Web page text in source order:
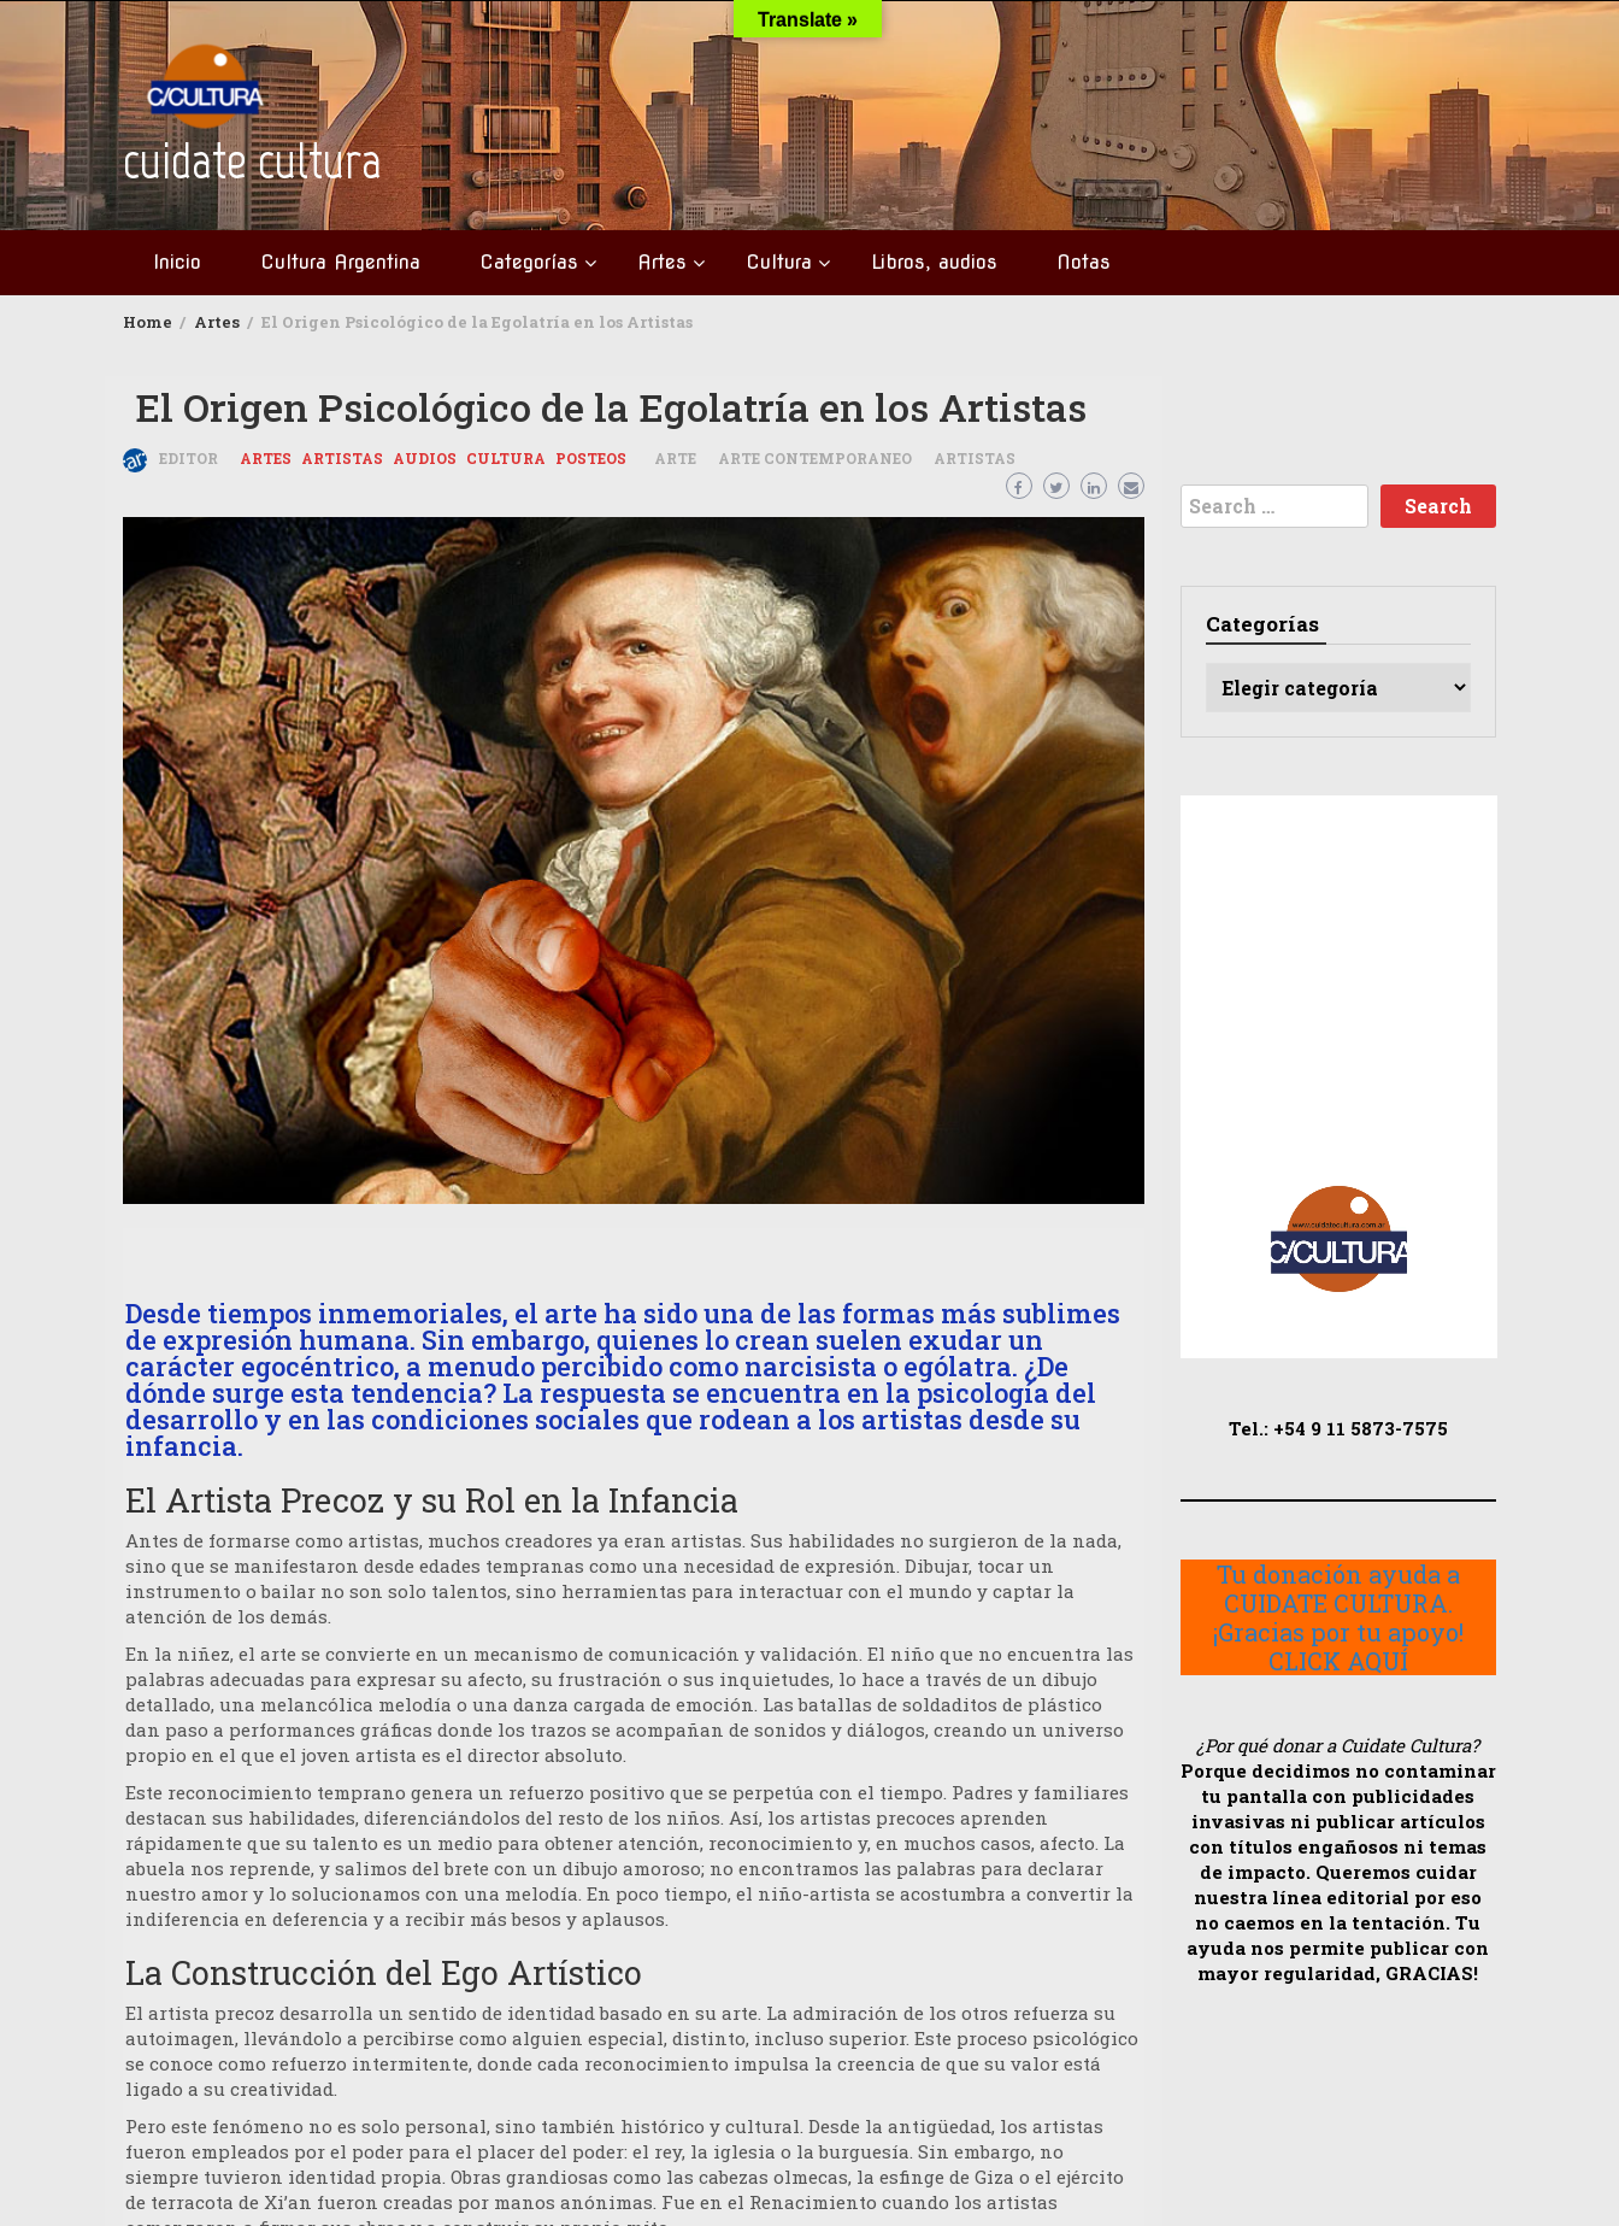
content
cuidate cultura
Inicio Cultura Argentina Categorías Artes Cultura Libros, audios Notas
Home Artes El Origen Psicológico de la Egolatría en los Artistas
El Origen Psicológico de la Egolatría en los Artistas
EDITOR ARTES ARTISTAS AUDIOS CULTURA POSTEOS ARTE ARTE CONTEMPORANEO ARTISTAS
Desde tiempos inmemoriales, el arte ha sido una de las formas más sublimes
de expresión humana. Sin embargo, quienes lo crean suelen exudar un
carácter egocéntrico, a menudo percibido como narcisista o ególatra. ¿De
dónde surge esta tendencia? La respuesta se encuentra en la psicología del
desarrollo y en las condiciones sociales que rodean a los artistas desde su
infancia.
El Artista Precoz y su Rol en la Infancia
Antes de formarse como artistas, muchos creadores ya eran artistas. Sus habilidades no surgieron de la nada,
sino que se manifestaron desde edades tempranas como una necesidad de expresión. Dibujar, tocar un
instrumento o bailar no son solo talentos, sino herramientas para interactuar con el mundo y captar la
atención de los demás.
En la niñez, el arte se convierte en un mecanismo de comunicación y validación. El niño que no encuentra las
palabras adecuadas para expresar su afecto, su frustración o sus inquietudes, lo hace a través de un dibujo
detallado, una melancólica melodía o una danza cargada de emoción. Las batallas de soldaditos de plástico
dan paso a performances gráficas donde los trazos se acompañan de sonidos y diálogos, creando un universo
propio en el que el joven artista es el director absoluto.
Este reconocimiento temprano genera un refuerzo positivo que se perpetúa con el tiempo. Padres y familiares
destacan sus habilidades, diferenciándolos del resto de los niños. Así, los artistas precoces aprenden
rápidamente que su talento es un medio para obtener atención, reconocimiento y, en muchos casos, afecto. La
abuela nos reprende, y salimos del brete con un dibujo amoroso; no encontramos las palabras para declarar
nuestro amor y lo solucionamos con una melodía. En poco tiempo, el niño-artista se acostumbra a convertir la
indiferencia en deferencia y a recibir más besos y aplausos.
La Construcción del Ego Artístico
El artista precoz desarrolla un sentido de identidad basado en su arte. La admiración de los otros refuerza su
autoimagen, llevándolo a percibirse como alguien especial, distinto, incluso superior. Este proceso psicológico
se conoce como refuerzo intermitente, donde cada reconocimiento impulsa la creencia de que su valor está
ligado a su creatividad.
Pero este fenómeno no es solo personal, sino también histórico y cultural. Desde la antigüedad, los artistas
fueron empleados por el poder para el placer del poder: el rey, la iglesia o la burguesía. Sin embargo, no
siempre tuvieron identidad propia. Obras grandiosas como las cabezas olmecas, la esfinge de Giza o el ejército
de terracota de Xi’an fueron creadas por manos anónimas. Fue en el Renacimiento cuando los artistas
Search
for:
Categorías
Categorías
Tel.: +54 9 11 5873-7575
Tu donación ayuda a
CUIDATE CULTURA.
¡Gracias por tu apoyo!
CLICK AQUÍ
¿Por qué donar a Cuidate Cultura?
Porque decidimos no contaminar
tu pantalla con publicidades
invasivas ni publicar artículos
con títulos engañosos ni temas
de impacto. Queremos cuidar
nuestra línea editorial por eso
no caemos en la tentación. Tu
ayuda nos permite publicar con
mayor regularidad, GRACIAS!
Translate »